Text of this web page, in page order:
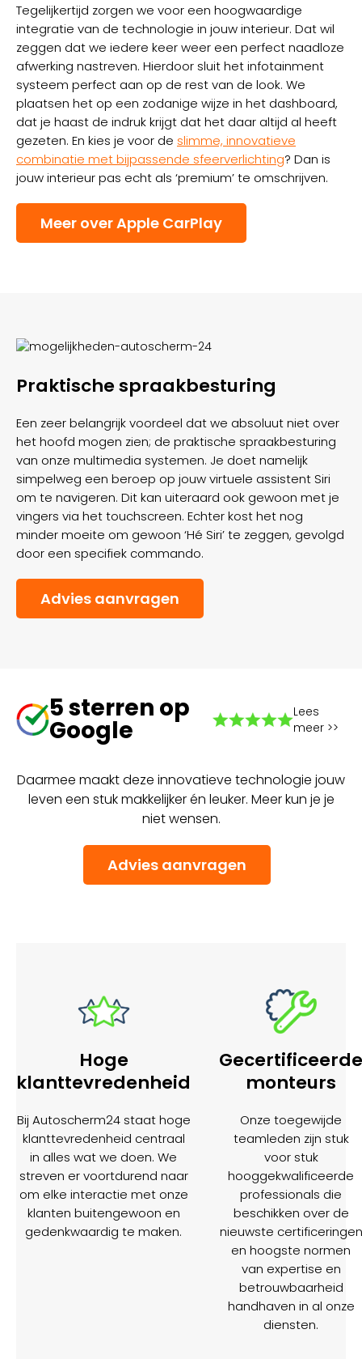
Tegelijkertijd zorgen we voor een hoogwaardige
integratie van de technologie in jouw interieur. Dat wil
zeggen dat we iedere keer weer een perfect naadloze
afwerking nastreven. Hierdoor sluit het infotainment
systeem perfect aan op de rest van de look. We
plaatsen het op een zodanige wijze in het dashboard,
dat je haast de indruk krijgt dat het daar altijd al heeft
gezeten. En kies je voor de slimme, innovatieve
combinatie met bijpassende sfeerverlichting? Dan is
jouw interieur pas echt als ‘premium’ te omschrijven.
Meer over Apple CarPlay
Praktische spraakbesturing
Een zeer belangrijk voordeel dat we absoluut niet over
het hoofd mogen zien; de praktische spraakbesturing
van onze multimedia systemen. Je doet namelijk
simpelweg een beroep op jouw virtuele assistent Siri
om te navigeren. Dit kan uiteraard ook gewoon met je
vingers via het touchscreen. Echter kost het nog
minder moeite om gewoon ‘Hé Siri’ te zeggen, gevolgd
door een specifiek commando.
Advies aanvragen
5 sterren op
Google
Lees
meer >>
Daarmee maakt deze innovatieve technologie jouw
leven een stuk makkelijker én leuker. Meer kun je je
niet wensen.
Advies aanvragen
Hoge
klanttevredenheid
Bij Autoscherm24 staat hoge
klanttevredenheid centraal
in alles wat we doen. We
streven er voortdurend naar
om elke interactie met onze
klanten buitengewoon en
gedenkwaardig te maken.
Gecertificeerde
monteurs
Onze toegewijde
teamleden zijn stuk
voor stuk
hooggekwalificeerde
professionals die
beschikken over de
nieuwste certificeringen
en hoogste normen
van expertise en
betrouwbaarheid
handhaven in al onze
diensten.